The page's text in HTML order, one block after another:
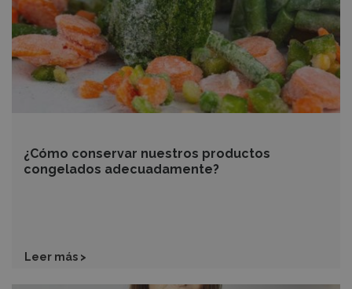
¿Cómo conservar nuestros productos
congelados adecuadamente?
Leer más >